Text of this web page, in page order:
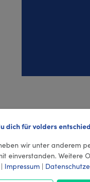
dich für volders
wir unter anderem
einverstanden. Weitere
| Impressum |